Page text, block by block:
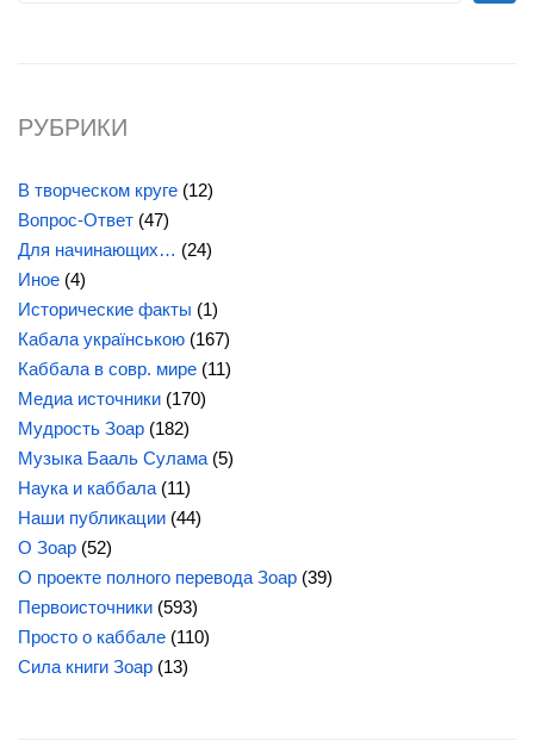
РУБРИКИ
В творческом круге (12)
Вопрос-Ответ (47)
Для начинающих… (24)
Иное (4)
Исторические факты (1)
Кабала українською (167)
Каббала в совр. мире (11)
Медиа источники (170)
Мудрость Зоар (182)
Музыка Бааль Сулама (5)
Наука и каббала (11)
Наши публикации (44)
О Зоар (52)
О проекте полного перевода Зоар (39)
Первоисточники (593)
Просто о каббале (110)
Сила книги Зоар (13)